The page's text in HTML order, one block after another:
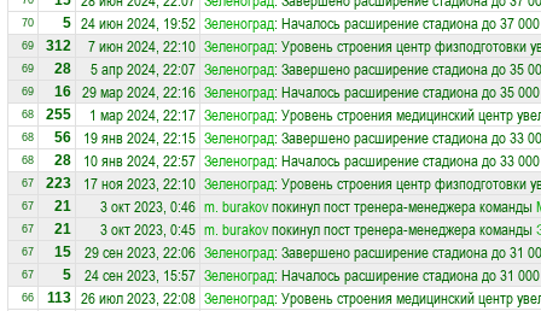
70 5 24 июн 2024, 19:52 Зеленоград: Началось расширение стадиона до 37
69 312 7 июн 2024, 22:10 Зеленоград: Уровень строения центр физподготовки
69 28 5 апр 2024, 22:07 Зеленоград: Завершено расширение стадиона до 35
69 16 29 мар 2024, 22:16 Зеленоград: Началось расширение стадиона до 35
68 255 1 мар 2024, 22:17 Зеленоград: Уровень строения медицинский центр
68 56 19 янв 2024, 22:15 Зеленоград: Завершено расширение стадиона до 33
68 28 10 янв 2024, 22:57 Зеленоград: Началось расширение стадиона до 33
67 223 17 ноя 2023, 22:10 Зеленоград: Уровень строения центр физподготовки
67 21 3 окт 2023, 0:46 m. burakovпокинул пост тренера-менеджера команды
67 21 3 окт 2023, 0:45 m. burakovпокинул пост тренера-менеджера команды
67 15 29 сен 2023, 22:06 Зеленоград: Завершено расширение стадиона до 31
67 5 24 сен 2023, 15:57 Зеленоград: Началось расширение стадиона до 31
66 113 26 июл 2023, 22:08 Зеленоград: Уровень строения медицинский центр